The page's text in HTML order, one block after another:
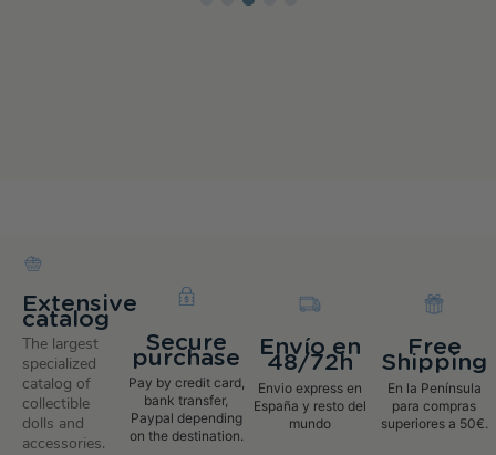
Extensive
catalog
The largest
specialized
catalog of
collectible
dolls and
accessories.
Secure
purchase
Pay by credit card,
bank transfer,
Paypal depending
on the destination.
Envío en
48/72h
Envio express en
España y resto del
mundo
Free
Shipping
En la Península
para compras
superiores a 50€.